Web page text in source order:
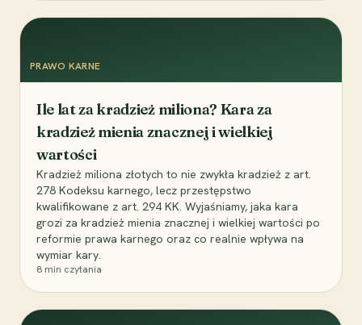
PRAWO KARNE
Ile lat za kradzież miliona? Kara za
kradzież mienia znacznej i wielkiej
wartości
Kradzież miliona złotych to nie zwykła kradzież z art.
278 Kodeksu karnego, lecz przestępstwo
kwalifikowane z art. 294 KK. Wyjaśniamy, jaka kara
grozi za kradzież mienia znacznej i wielkiej wartości po
reformie prawa karnego oraz co realnie wpływa na
wymiar kary.
8 min czytania